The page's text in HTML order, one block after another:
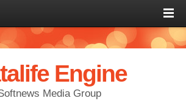
Engine
Media Group